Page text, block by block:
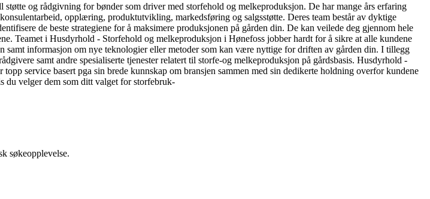
og rådgivning for bønder som driver med storfehold og melkeproduksjon. De har mange års erfaring
opplæring, produktutvikling, markedsføring og salgsstøtte. Deres team består av dyktige
de beste strategiene for å maksimere produksjonen på gården din. De kan veilede deg gjennom hele
Teamet i Husdyrhold - Storfehold og melkeproduksjon i Hønefoss jobber hardt for å sikre at alle kundene
samt informasjon om nye teknologier eller metoder som kan være nyttige for driften av gården din. I tillegg
samt andre spesialiserte tjenester relatert til storfe-og melkeproduksjon på gårdsbasis. Husdyrhold -
service basert pga sin brede kunnskap om bransjen sammen med sin dedikerte holdning overfor kundene
du velger dem som ditt valget for storfebruk-
søkeopplevelse.